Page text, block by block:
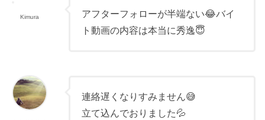
Kimura
アフターフォローが半端ない😂バイ
ト動画の内容は本当に秀逸😇
連絡遅くなりすみません😅
立て込んでおりました💦